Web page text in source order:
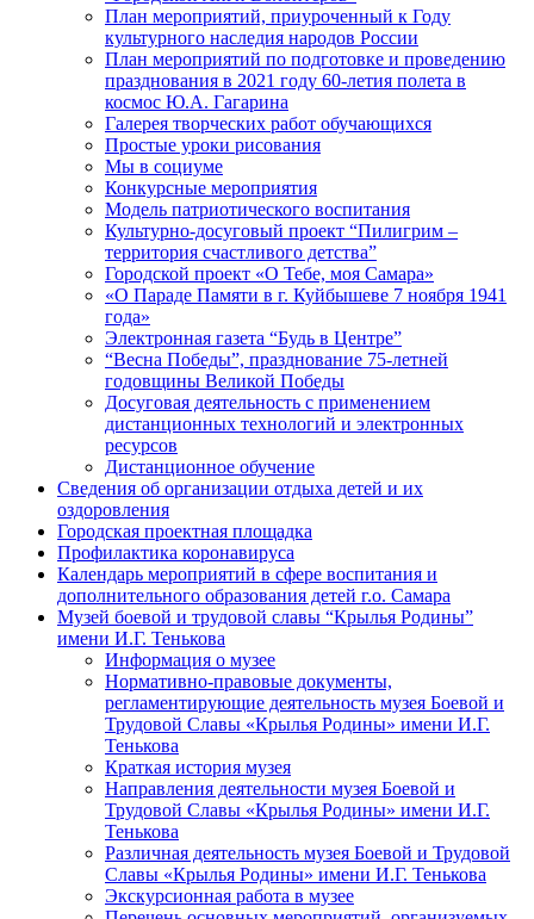
План мероприятий, приуроченный к Году
культурного наследия народов России
План мероприятий по подготовке и проведению
празднования в 2021 году 60-летия полета в
космос Ю.А. Гагарина
Галерея творческих работ обучающихся
Простые уроки рисования
Мы в социуме
Конкурсные мероприятия
Модель патриотического воспитания
Культурно-досуговый проект “Пилигрим –
территория счастливого детства”
Городской проект «О Тебе, моя Самара»
«О Параде Памяти в г. Куйбышеве 7 ноября 1941
года»
Электронная газета “Будь в Центре”
“Весна Победы”, празднование 75-летней
годовщины Великой Победы
Досуговая деятельность с применением
дистанционных технологий и электронных
ресурсов
Дистанционное обучение
Сведения об организации отдыха детей и их
оздоровления
Городская проектная площадка
Профилактика коронавируса
Календарь мероприятий в сфере воспитания и
дополнительного образования детей г.о. Самара
Музей боевой и трудовой славы “Крылья Родины”
имени И.Г. Тенькова
Информация о музее
Нормативно-правовые документы,
регламентирующие деятельность музея Боевой и
Трудовой Славы «Крылья Родины» имени И.Г.
Тенькова
Краткая история музея
Направления деятельности музея Боевой и
Трудовой Славы «Крылья Родины» имени И.Г.
Тенькова
Различная деятельность музея Боевой и Трудовой
Славы «Крылья Родины» имени И.Г. Тенькова
Экскурсионная работа в музее